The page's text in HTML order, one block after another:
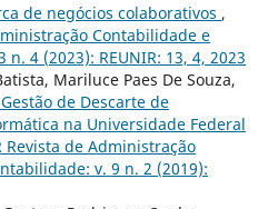
de negócios colaborativos ,
Contabilidade e
4 (2023): REUNIR: 13, 4, 2023
Mariluce Paes De Souza,
de Descarte de
na Universidade Federal
Revista de Administração
v. 9 n. 2 (2019):